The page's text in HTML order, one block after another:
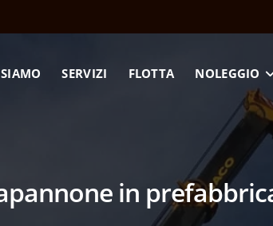
SERVIZI FLOTTA NOLEGGIO
in